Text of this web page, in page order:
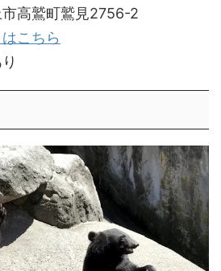
高鷲町鷲見2756-2
こちら